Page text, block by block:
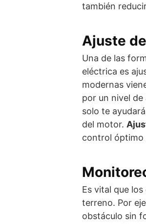
también
Ajuste
Una de las
eléctrica es
modernas
por un nivel
solo te
del motor.
control óptimo
Es vital que
terreno. Por
obstáculo sin